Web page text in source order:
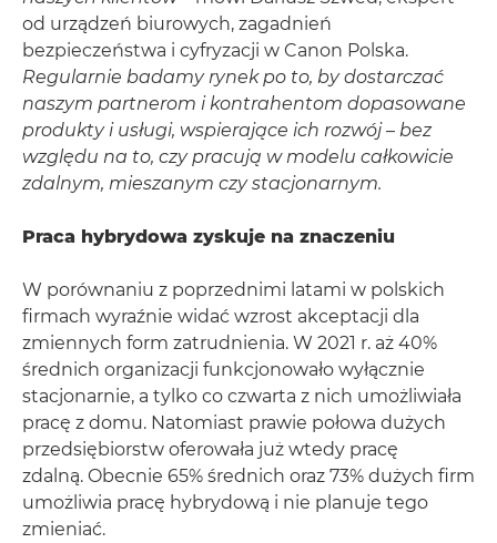
od urządzeń biurowych, zagadnień
bezpieczeństwa i cyfryzacji w Canon Polska.
Regularnie badamy rynek po to, by dostarczać
naszym partnerom i kontrahentom dopasowane
produkty i usługi, wspierające ich rozwój– bez
względu na to, czy pracują w modelu całkowicie
zdalnym, mieszanym czy stacjonarnym.
Praca hybrydowa zyskuje na znaczeniu
W porównaniu z poprzednimi latami w polskich
firmach wyraźnie widać wzrost akceptacji dla
zmiennych form zatrudnienia. W 2021 r. aż 40%
średnich organizacji funkcjonowało wyłącznie
stacjonarnie, a tylko co czwarta z nich umożliwiała
pracę z domu. Natomiast prawie połowa dużych
przedsiębiorstw oferowała już wtedy pracę
zdalną. Obecnie 65% średnich oraz 73% dużych firm
umożliwia pracę hybrydową i nie planuje tego
zmieniać.